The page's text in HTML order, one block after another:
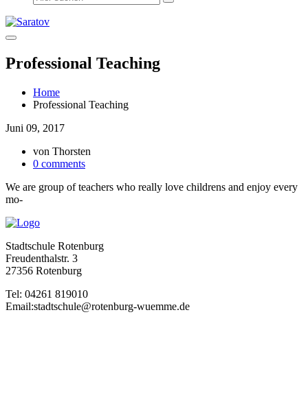
Professional Teaching
Home
Professional Teaching
Juni 09, 2017
von Thorsten
0 comments
We are group of teachers who really love childrens and enjoy every
mo-
Stadtschule Rotenburg
Freudenthalstr. 3
27356 Rotenburg
Tel: 04261 819010
Email:stadtschule@rotenburg-wuemme.de